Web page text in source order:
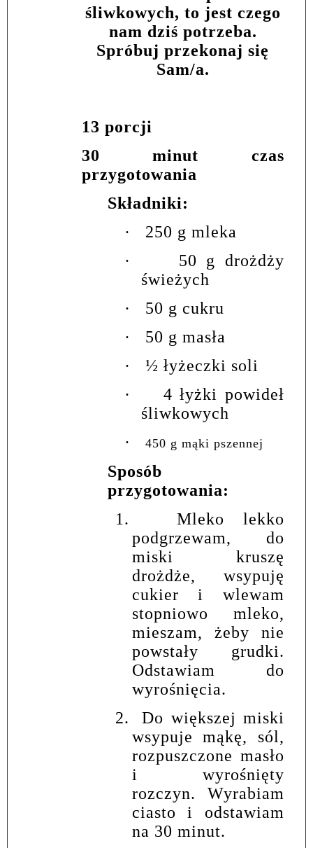
śliwkowych, to jest czego
nam dziś potrzeba.
Spróbuj przekonaj się
Sam/a.
13 porcji
30 minut czas
przygotowania
Składniki:
·
250 g mleka
·
50 g drożdży
świeżych
·
50 g cukru
·
50 g masła
·
½ łyżeczki soli
·
4 łyżki powideł
śliwkowych
·
450 g mąki pszennej
Sposób
przygotowania:
1.
Mleko lekko
podgrzewam, do
miski kruszę
drożdże, wsypuję
cukier i wlewam
stopniowo mleko,
mieszam, żeby nie
powstały grudki.
Odstawiam do
wyrośnięcia.
2.
Do większej miski
wsypuje mąkę, sól,
rozpuszczone masło
i wyrośnięty
rozczyn. Wyrabiam
ciasto i odstawiam
na 30 minut.